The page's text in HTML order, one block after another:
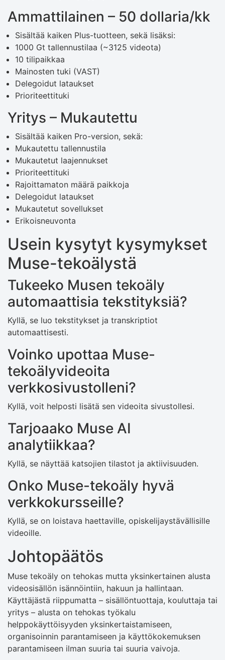
Ammattilainen – 50 dollaria/kk
Sisältää kaiken Plus-tuotteen, sekä lisäksi:
1000 Gt tallennustilaa (~3125 videota)
10 tilipaikkaa
Mainosten tuki (VAST)
Delegoidut lataukset
Prioriteettituki
Yritys – Mukautettu
Sisältää kaiken Pro-version, sekä:
Mukautettu tallennustila
Mukautetut laajennukset
Prioriteettituki
Rajoittamaton määrä paikkoja
Delegoidut lataukset
Mukautetut sovellukset
Erikoisneuvonta
Usein kysytyt kysymykset
Muse-tekoälystä
Tukeeko Musen tekoäly
automaattisia tekstityksiä?
Kyllä, se luo tekstitykset ja transkriptiot
automaattisesti.
Voinko upottaa Muse-
tekoälyvideoita
verkkosivustolleni?
Kyllä, voit helposti lisätä sen videoita sivustollesi.
Tarjoaako Muse AI
analytiikkaa?
Kyllä, se näyttää katsojien tilastot ja aktiivisuuden.
Onko Muse-tekoäly hyvä
verkkokursseille?
Kyllä, se on loistava haettaville, opiskelijaystävällisille
videoille.
Johtopäätös
Muse tekoäly on tehokas mutta yksinkertainen alusta
videosisällön isännöintiin, hakuun ja hallintaan.
Käyttäjästä riippumatta – sisällöntuottaja, kouluttaja tai
yritys – alusta on tehokas työkalu
helppokäyttöisyyden yksinkertaistamiseen,
organisoinnin parantamiseen ja käyttökokemuksen
parantamiseen ilman suuria tai suuria vaivoja.